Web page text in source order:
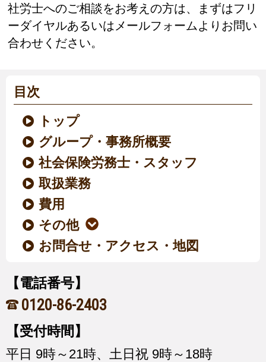
社労士へのご相談をお考えの方は、まずはフリ
ーダイヤルあるいはメールフォームよりお問い
合わせください。
目次
トップ
グループ・事務所概要
社会保険労務士・スタッフ
取扱業務
費用
その他
お問合せ・アクセス・地図
【電話番号】
0120-86-2403
【受付時間】
平日 9時～21時、土日祝 9時～18時